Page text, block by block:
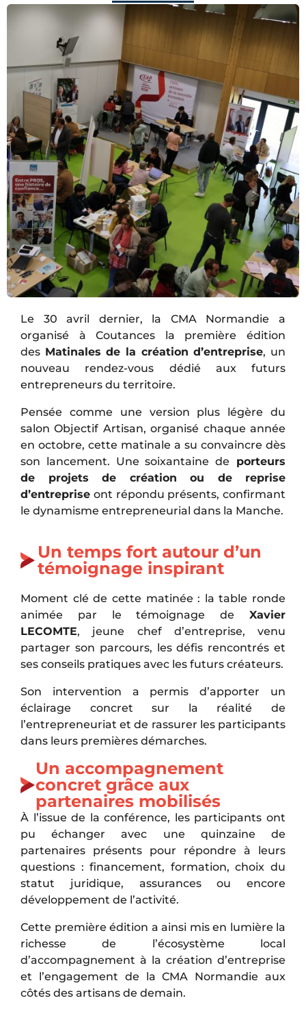
Le 30 avril dernier, la CMA Normandie a
organisé à Coutances la première édition
des Matinales de la création d’entreprise, un
nouveau rendez-vous dédié aux futurs
entrepreneurs du territoire.
Pensée comme une version plus légère du
salon Objectif Artisan, organisé chaque année
en octobre, cette matinale a su convaincre dès
son lancement. Une soixantaine de porteurs
de projets de création ou de reprise
d’entreprise ont répondu présents, confirmant
le dynamisme entrepreneurial dans la Manche.
Un temps fort autour d’un
témoignage inspirant
Moment clé de cette matinée : la table ronde
animée par le témoignage de Xavier
LECOMTE, jeune chef d’entreprise, venu
partager son parcours, les défis rencontrés et
ses conseils pratiques avec les futurs créateurs.
Son intervention a permis d’apporter un
éclairage concret sur la réalité de
l’entrepreneuriat et de rassurer les participants
dans leurs premières démarches.
Un accompagnement
concret grâce aux
partenaires mobilisés
À l’issue de la conférence, les participants ont
pu échanger avec une quinzaine de
partenaires présents pour répondre à leurs
questions : financement, formation, choix du
statut juridique, assurances ou encore
développement de l’activité.
Cette première édition a ainsi mis en lumière la
richesse de l’écosystème local
d’accompagnement à la création d’entreprise
et l’engagement de la CMA Normandie aux
côtés des artisans de demain.